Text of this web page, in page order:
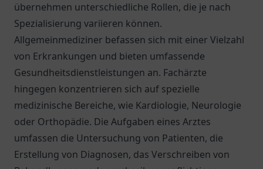
übernehmen unterschiedliche Rollen, die je nach
Spezialisierung variieren können.
Allgemeinmediziner befassen sich mit einer Vielzahl
von Erkrankungen und bieten umfassende
Gesundheitsdienstleistungen an. Fachärzte
hingegen konzentrieren sich auf spezielle
medizinische Bereiche, wie Kardiologie, Neurologie
oder Orthopädie. Die Aufgaben eines Arztes
umfassen die Untersuchung von Patienten, die
Erstellung von Diagnosen, das Verschreiben von